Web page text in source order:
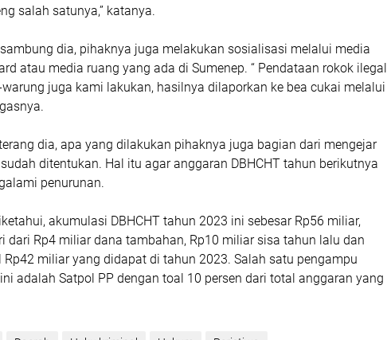
salah satunya,” katanya.
dia, pihaknya juga melakukan sosialisasi melalui media
atau media ruang yang ada di Sumenep. “ Pendataan rokok ilegal
juga kami lakukan, hasilnya dilaporkan ke bea cukai melalui
dia, apa yang dilakukan pihaknya juga bagian dari mengejar
ditentukan. Hal itu agar anggaran DBHCHT tahun berikutnya
penurunan.
akumulasi DBHCHT tahun 2023 ini sebesar Rp56 miliar,
dari Rp4 miliar dana tambahan, Rp10 miliar sisa tahun lalu dan
Rp42 miliar yang didapat di tahun 2023. Salah satu pengampu
adalah Satpol PP dengan toal 10 persen dari total anggaran yang